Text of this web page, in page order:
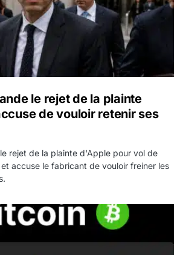
le rejet de la plainte
de vouloir retenir ses
rejet de la plainte d'Apple pour vol de
accuse le fabricant de vouloir freiner les
dessus de 64 000 dollars avant